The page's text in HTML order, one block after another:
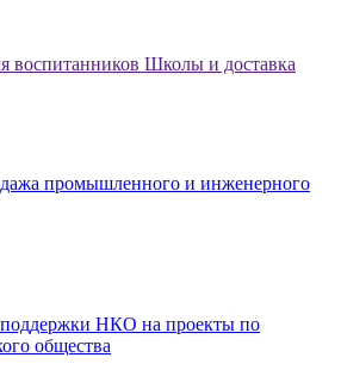
воспитанников Школы и доставка
промышленного и инженерного
НКО на проекты по
общества